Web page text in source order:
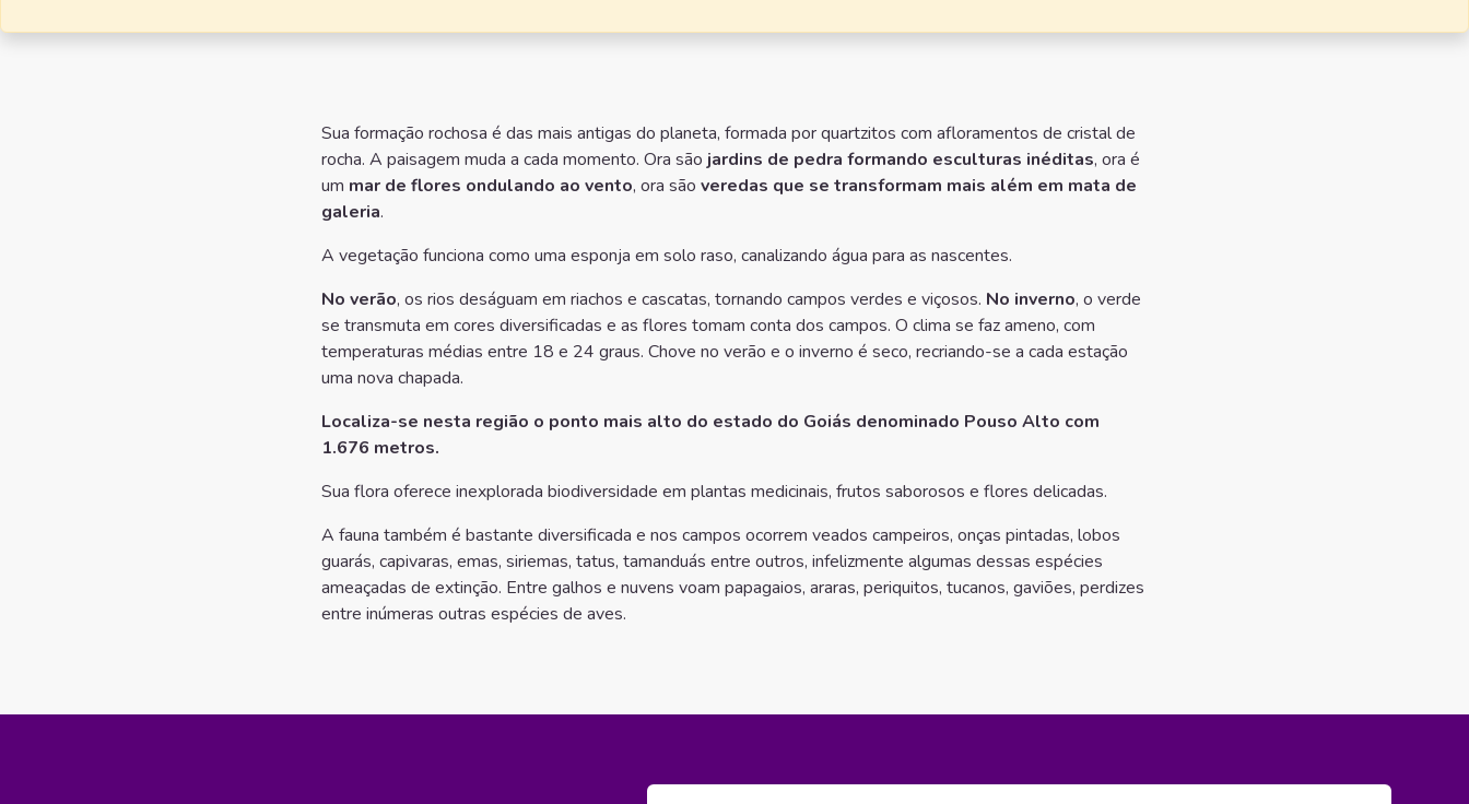
Sua formação rochosa é das mais antigas do planeta, formada por quartzitos com afloramentos de cristal de
rocha. A paisagem muda a cada momento. Ora são jardins de pedra formando esculturas inéditas, ora é
um mar de flores ondulando ao vento, ora são veredas que se transformam mais além em mata de
galeria.
A vegetação funciona como uma esponja em solo raso, canalizando água para as nascentes.
No verão, os rios deságuam em riachos e cascatas, tornando campos verdes e viçosos. No inverno, o verde
se transmuta em cores diversificadas e as flores tomam conta dos campos. O clima se faz ameno, com
temperaturas médias entre 18 e 24 graus. Chove no verão e o inverno é seco, recriando-se a cada estação
uma nova chapada.
Localiza-se nesta região o ponto mais alto do estado do Goiás denominado Pouso Alto com
1.676 metros.
Sua flora oferece inexplorada biodiversidade em plantas medicinais, frutos saborosos e flores delicadas.
A fauna também é bastante diversificada e nos campos ocorrem veados campeiros, onças pintadas, lobos
guarás, capivaras, emas, siriemas, tatus, tamanduás entre outros, infelizmente algumas dessas espécies
ameaçadas de extinção. Entre galhos e nuvens voam papagaios, araras, periquitos, tucanos, gaviões, perdizes
entre inúmeras outras espécies de aves.